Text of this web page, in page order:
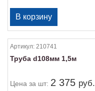
Артикул: 210741
Труба d108мм 1,5м
Цена за шт: 2 375 руб.